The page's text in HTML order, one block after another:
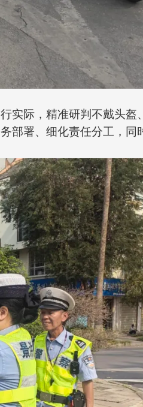
实际，精准研判不戴头
部署、细化责任分工，